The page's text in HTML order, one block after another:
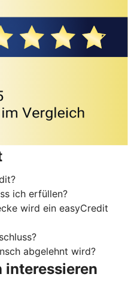
ich erfüllen?
wird ein easyCredit
abgelehnt wird?
interessieren